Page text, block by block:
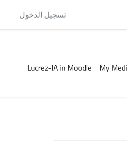
تسجيل الدخول
My
Lucrez-IA in Moodle